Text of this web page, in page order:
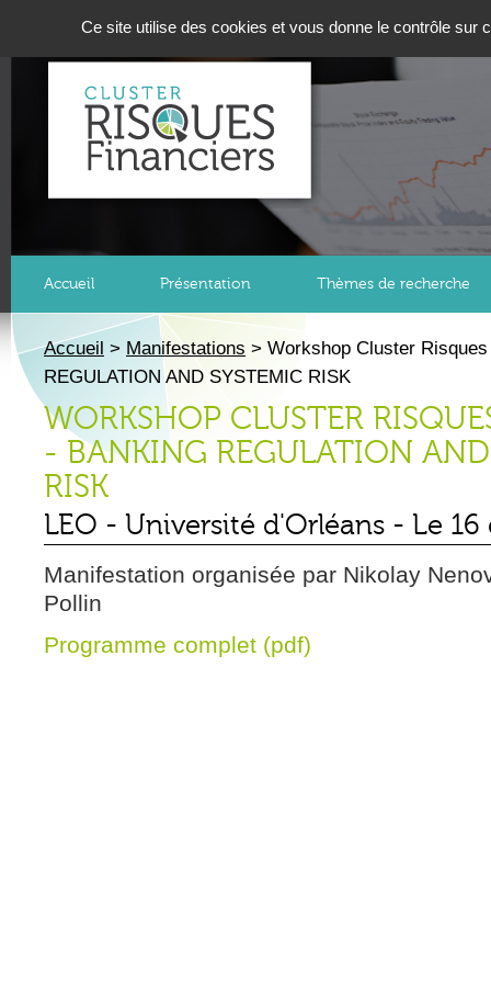
Accueil Présentation Thèmes de recherche
Accueil > Manifestations > Workshop Cluster
REGULATION AND SYSTEMIC RISK
WORKSHOP CLUSTER
- BANKING REGULATION
RISK
LEO - Université d'Orléans - Le 16
Manifestation organisée par Nikolay
Pollin
Programme complet (pdf)
Ce site utilise des cookies et vous donne le contrôle sur